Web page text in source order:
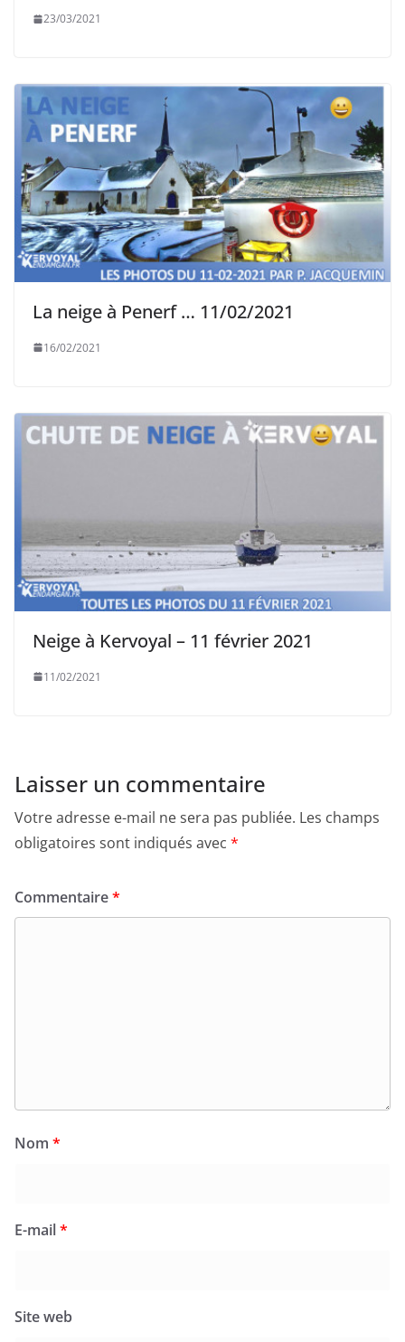
23/03/2021
La neige à Penerf … 11/02/2021
16/02/2021
Neige à Kervoyal – 11 février 2021
11/02/2021
Laisser un commentaire
Votre adresse e-mail ne sera pas publiée. Les champs
obligatoires sont indiqués avec *
Commentaire*
Nom *
E-mail*
Site web